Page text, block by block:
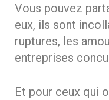
Vous pouvez
eux, ils sont
ruptures, les
entreprises
Et pour ceux qui